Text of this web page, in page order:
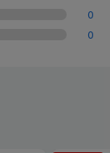
0
0